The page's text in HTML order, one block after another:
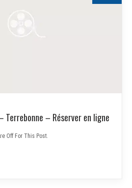
Terrebonne – Réserver en ligne
Off For This Post.